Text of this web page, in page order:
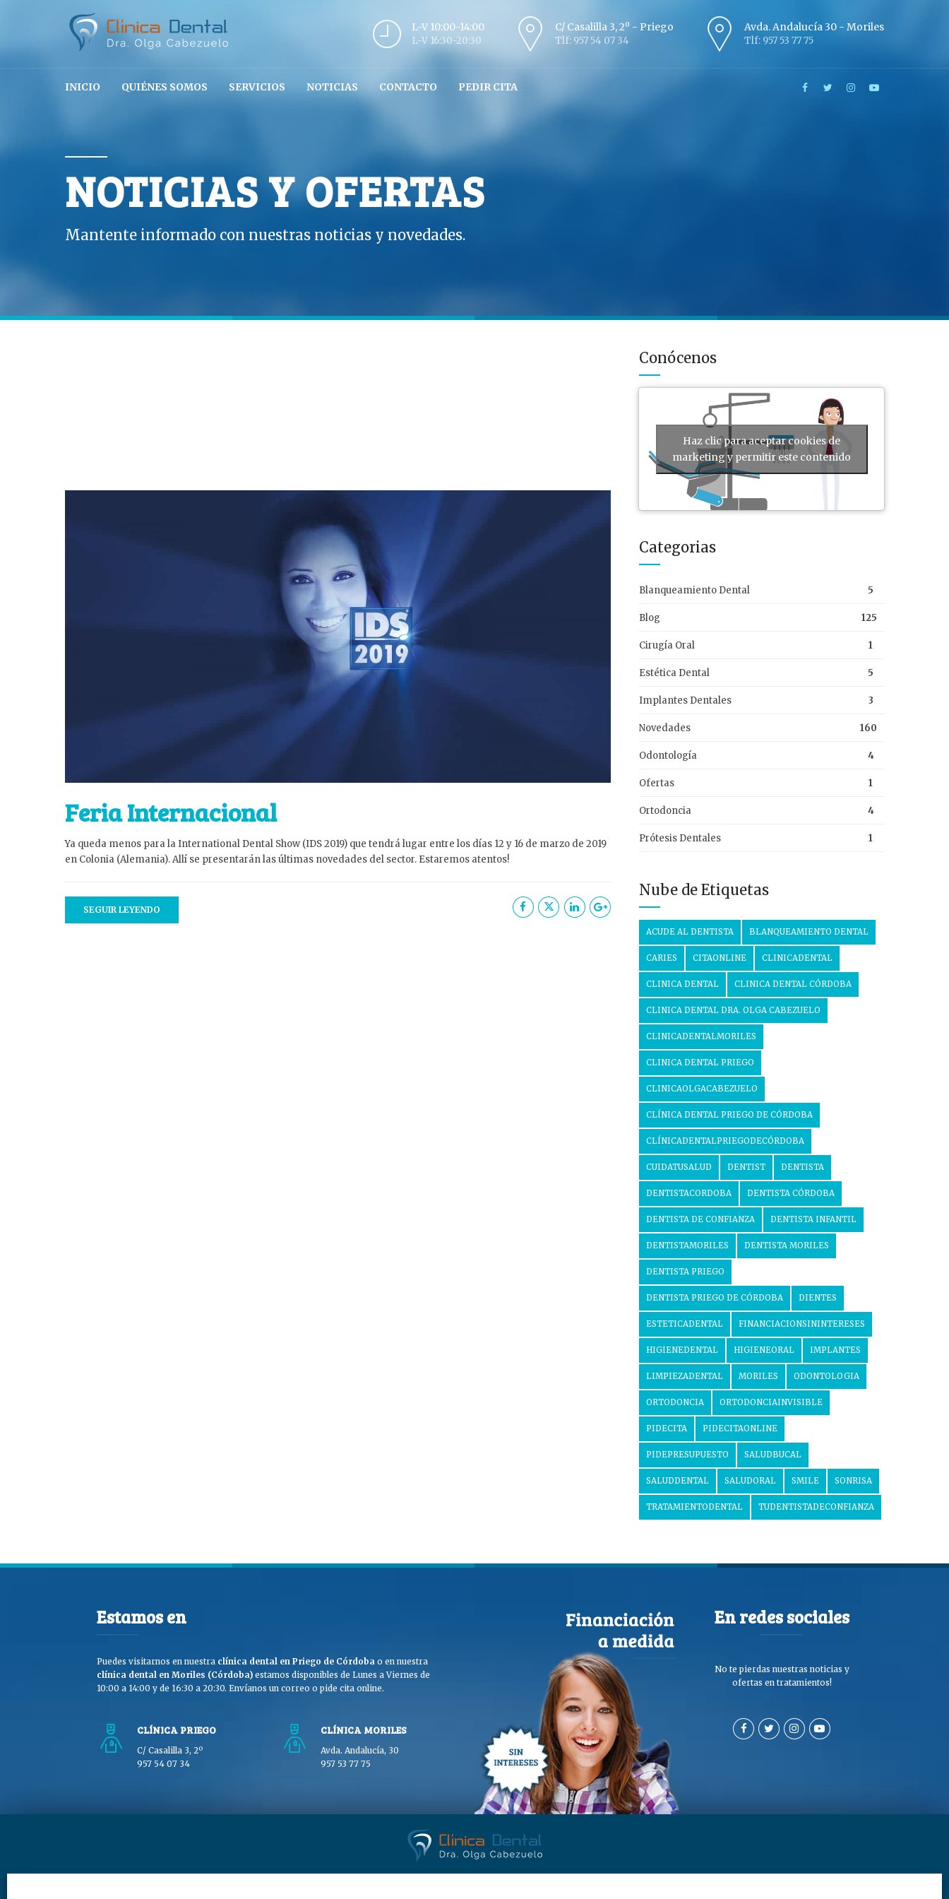
L-V 10:00-14:00
L-V 16:30-20:30
C/ Casalilla 3, 2º - Priego
Tlf: 957 54 07 34
Avda. Andalucía 30 - Moriles
Tlf: 957 53 77 75
INICIO QUIÉNES SOMOS SERVICIOS NOTICIAS CONTACTO PEDIR CITA
NOTICIAS Y OFERTAS
Mantente informado con nuestras noticias y novedades.
Feria Internacional
Ya queda menos para la International Dental Show (IDS 2019) que tendrá lugar entre los días 12 y 16 de marzo de 2019
en Colonia (Alemania). Allí se presentarán las últimas novedades del sector. Estaremos atentos!
SEGUIR LEYENDO
Conócenos
Haz clic para aceptar cookies de
marketing y permitir este contenido
Categorias
Blanqueamiento Dental 5
Blog 125
Cirugía Oral 1
Estética Dental 5
Implantes Dentales 3
Novedades 160
Odontología 4
Ofertas 1
Ortodoncia 4
Prótesis Dentales 1
Nube de Etiquetas
ACUDE AL DENTISTA BLANQUEAMIENTO DENTAL
CARIES CITAONLINE CLINICADENTAL
CLINICA DENTAL CLINICA DENTAL CÓRDOBA
CLINICA DENTAL DRA. OLGA CABEZUELO
CLINICADENTALMORILES
CLINICA DENTAL PRIEGO
CLINICAOLGACABEZUELO
CLÍNICA DENTAL PRIEGO DE CÓRDOBA
CLÍNICADENTALPRIEGODECÓRDOBA
CUIDATUSALUD DENTIST DENTISTA
DENTISTACORDOBA DENTISTA CÓRDOBA
DENTISTA DE CONFIANZA DENTISTA INFANTIL
DENTISTAMORILES DENTISTA MORILES
DENTISTA PRIEGO
DENTISTA PRIEGO DE CÓRDOBA DIENTES
ESTETICADENTAL FINANCIACIONSININTERESES
HIGIENEDENTAL HIGIENEORAL IMPLANTES
LIMPIEZADENTAL MORILES ODONTOLOGIA
ORTODONCIA ORTODONCIAINVISIBLE
PIDECITA PIDECITAONLINE
PIDEPRESUPUESTO SALUDBUCAL
SALUDDENTAL SALUDORAL SMILE SONRISA
TRATAMIENTODENTAL TUDENTISTADECONFIANZA
Estamos en
Puedes visitarnos en nuestra clínica dental en Priego de Córdoba o en nuestra
clínica dental en Moriles (Córdoba) estamos disponibles de Lunes a Viernes de
10:00 a 14:00 y de 16:30 a 20:30. Envíanos un correo o pide cita online.
CLÍNICA PRIEGO
C/ Casalilla 3, 2º
957 54 07 34
CLÍNICA MORILES
Avda. Andalucía, 30
957 53 77 75
En redes sociales
No te pierdas nuestras noticias y
ofertas en tratamientos!